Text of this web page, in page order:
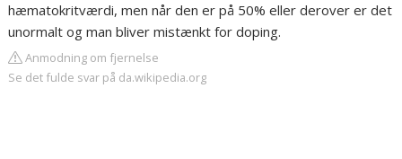
hæmatokritværdi, men når den er på 50% eller derover er det
unormalt og man bliver mistænkt for doping.
Anmodning om fjernelse
Se det fulde svar på da.wikipedia.org